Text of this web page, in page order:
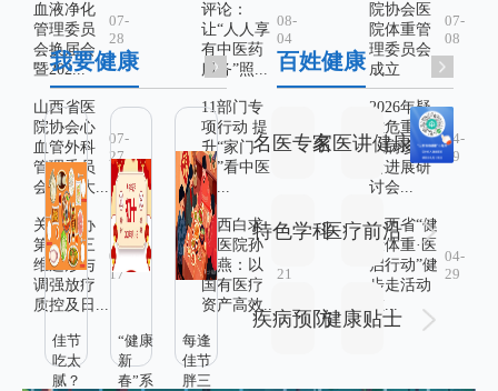
血液净化
管理委员
会换届会
暨202...
07-
28
山西省医
院协会心
血管外科
管理委员
会成立大...
07-
27
关于举办
第八届三
维适形与
调强放疗
质控及日...
07-
17
评论：
让“人人享
有中医药
服务”照...
08-
04
11部门专
项行动 提
升“家门
口”看中医
体...
07-
30
山西白求
恩医院孙
晓燕：以
国有医疗
资产高效...
21
院协会医
院体重管
理委员会
成立
07-
08
2026年疑
难危重肾
脏病诊疗
新进展研
讨会...
04-
29
山西省“健
康体重·医
启行动”健
步走活动
在...
04-
29
我要健康
佳节
吃太
腻？
“健康
新
春”系
每逢
佳节
胖三
百姓健康
名医专家
特色学科
疾病预防
名医讲健康
医疗前沿
健康贴士